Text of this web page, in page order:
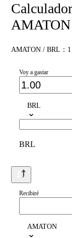
AMATON / BRL：
Voy a gastar
BRL
BRL
Recibiré
AMATON